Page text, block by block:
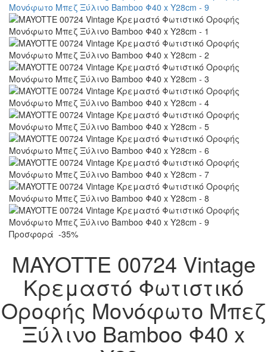
Προσφορά -35%
MAYOTTE 00724 Vintage
Κρεμαστό Φωτιστικό
Οροφής Μονόφωτο Μπεζ
Ξύλινο Bamboo Φ40 x